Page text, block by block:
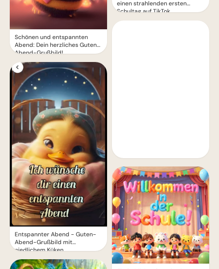
Schönen und entspannten
Abend: Dein herzliches Guten-
Abend-Grußbild!
Entspannter Abend - Guten-
Abend-Grußbild mit
niedlichem Küken
einen strahlenden ersten
Schultag auf TikTok